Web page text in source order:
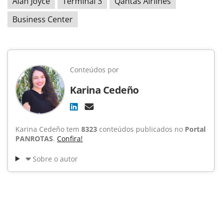
Business Center
Conteúdos por
Karina Cedeño
Karina Cedeño tem 8323 conteúdos publicados no Portal
PANROTAS. Confira!
Sobre o autor